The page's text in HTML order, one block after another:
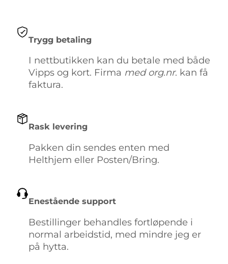
Trygg betaling
I nettbutikken kan du betale med både
Vipps og kort. Firma med org.nr. kan få
faktura.
Rask levering
Pakken din sendes enten med
Helthjem eller Posten/Bring.
Enestående support
Bestillinger behandles fortløpende i
normal arbeidstid, med mindre jeg er
på hytta.